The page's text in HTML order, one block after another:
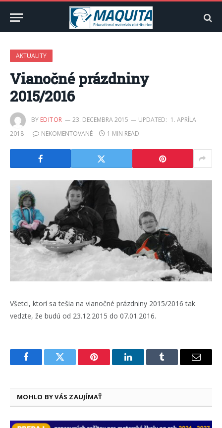
AKTUALITY
Vianočné prázdniny
2015/2016
BY EDITOR 23. DECEMBRA 2015 UPDATED: 1. APRÍLA
2018
NEKOMENTOVANÉ 1 MIN READ
Všetci, ktorí sa tešia na vianočné prázdniny 2015/2016 tak
vedzte, že budú od 23.12.2015 do 07.01.2016.
FacebookTwitter Pinterest LinkedInTumblr Email
MOHLO BY VÁS ZAUJÍMAŤ